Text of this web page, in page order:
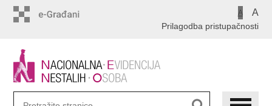
A A
Prilagodba pristupačnosti